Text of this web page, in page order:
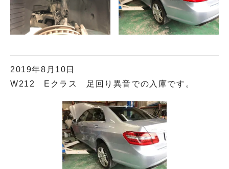
2019年8月10日
W212 Eクラス 足回り異音での入庫です。